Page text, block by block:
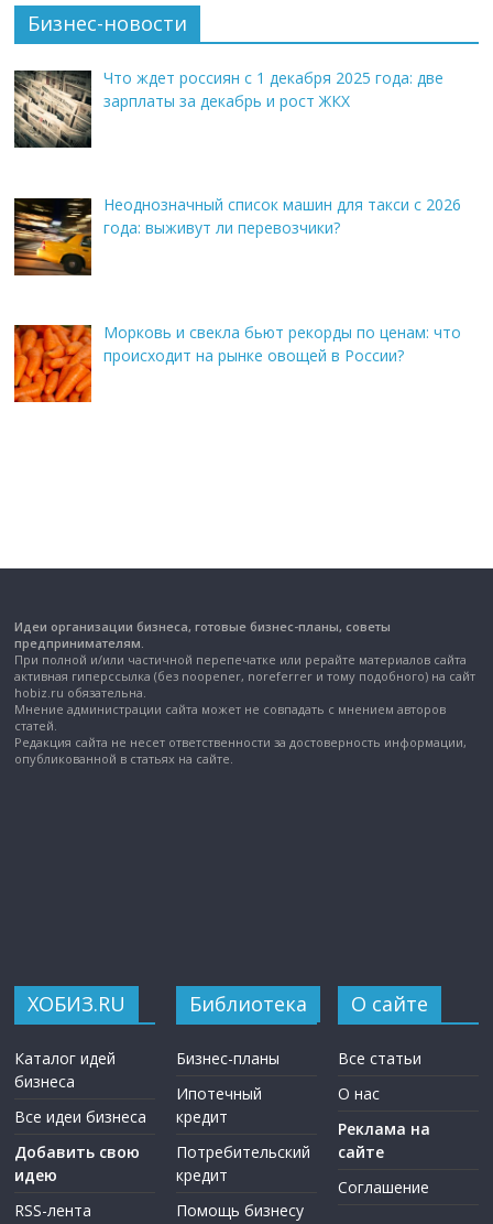
Бизнес-новости
Что ждет россиян с 1 декабря 2025 года: две
зарплаты за декабрь и рост ЖКХ
Неоднозначный список машин для такси с 2026
года: выживут ли перевозчики?
Морковь и свекла бьют рекорды по ценам: что
происходит на рынке овощей в России?
Идеи организации бизнеса, готовые бизнес-планы, советы
предпринимателям.
При полной и/или частичной перепечатке или рерайте материалов сайта
активная гиперссылка (без noopener, noreferrer и тому подобного) на сайт
hobiz.ru обязательна.
Мнение администрации сайта может не совпадать с мнением авторов
статей.
Редакция сайта не несет ответственности за достоверность информации,
опубликованной в статьях на сайте.
ХОБИЗ.RU
Каталог идей
бизнеса
Все идеи бизнеса
Добавить свою
идею
RSS-лента
Библиотека
Бизнес-планы
Ипотечный
кредит
Потребительский
кредит
Помощь бизнесу
О сайте
Все статьи
О нас
Реклама на
сайте
Соглашение